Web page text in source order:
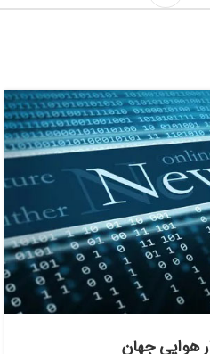
هوایی جهان